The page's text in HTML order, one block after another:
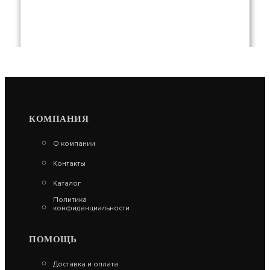
ОТОПИТЕЛЬНЫЙ КОТЕЛ СПУТНИК-15 БЕЛЫЙ
23 970
КОМПАНИЯ
О компании
Контакты
Каталог
Политика
конфиденциальности
ПОМОЩЬ
Доставка и оплата